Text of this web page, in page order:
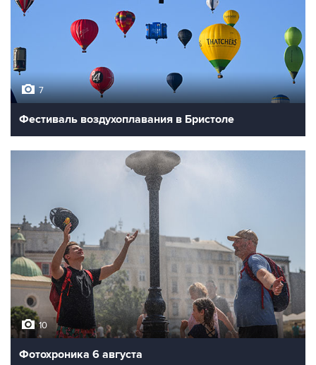
Фестиваль воздухоплавания в Бристоле